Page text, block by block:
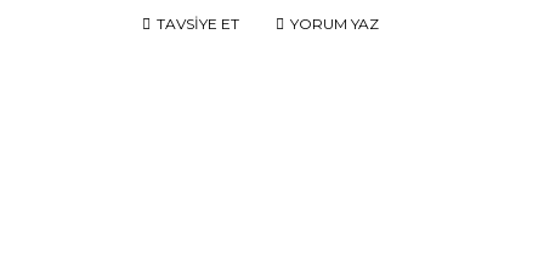
TAVSİYE ET YORUM YAZ